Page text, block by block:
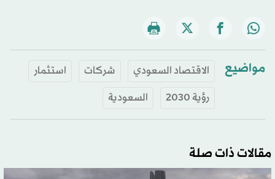
مواضيع الاقتصاد السعودي شركات
استثمار
رؤية 2030
السعودية
مقالات ذات صلة